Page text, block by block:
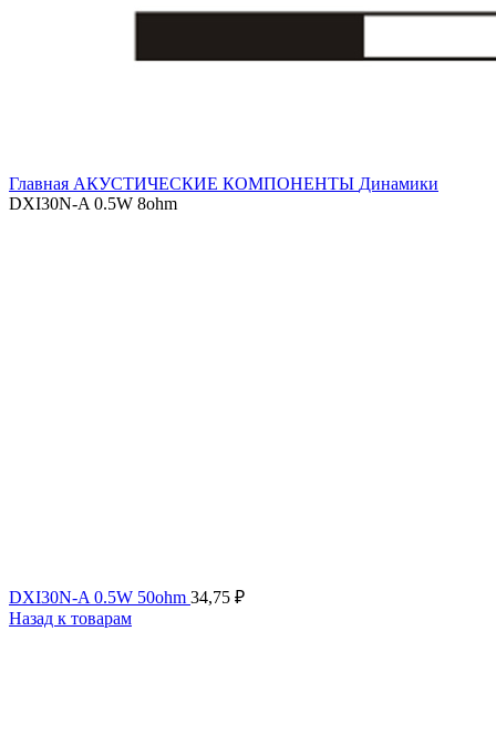
Главная АКУСТИЧЕСКИЕ КОМПОНЕНТЫ Динамики
DXI30N-A 0.5W 8ohm
DXI30N-A 0.5W 50ohm 34,75 ₽
Назад к товарам